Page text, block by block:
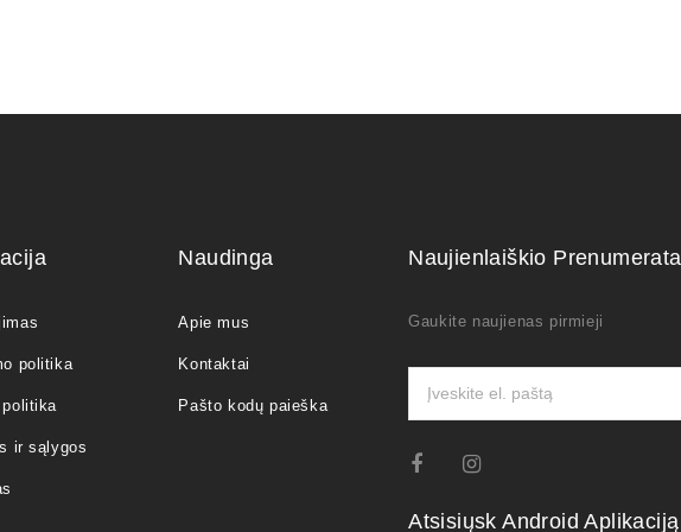
politika
ir sąlygos
Naudinga
Apie mus
Kontaktai
Pašto kodų paieška
Naujienlaiškio Prenumerata
Gaukite naujienas pirmieji
Atsisiųsk Android Aplikaciją